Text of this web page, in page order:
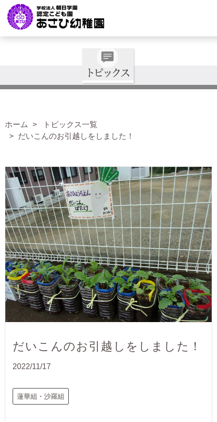
ホーム
トピックス一覧
だいこんのお引越しをしました！
だいこんのお引越しをしました！
2022/11/17
蓮華組・沙羅組